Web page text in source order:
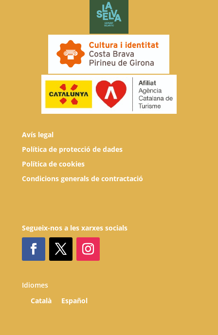
Avís legal
Política de protecció de dades
Política de cookies
Condicions generals de contractació
Segueix-nos a les xarxes socials
Idiomes
Català
Español